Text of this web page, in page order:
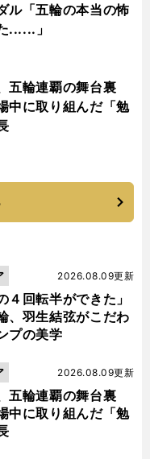
ル「五輪の本当の怖
......」
五輪連覇の舞台裏
中に取り組んだ「勉
４回転半ができた」
、羽生結弦がこだわ
プの美学
2026.08.09更新
五輪連覇の舞台裏
中に取り組んだ「勉
2026.08.09更新